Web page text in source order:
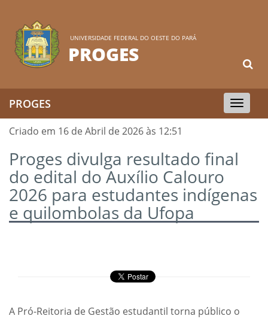
UNIVERSIDADE FEDERAL DO OESTE DO PARÁ
PROGES
Toggle
navigation
PROGES
Criado em 16 de Abril de 2026 às 12:51
Proges divulga resultado final
do edital do Auxílio Calouro
2026 para estudantes indígenas
e quilombolas da Ufopa
A Pró-Reitoria de Gestão estudantil torna público o